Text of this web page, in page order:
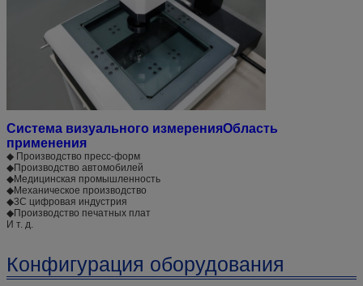
Система визуального измеренияОбласть
применения
◆ Производство пресс-форм
◆Производство автомобилей
◆Медицинская промышленность
◆Механическое производство
◆3C цифровая индустрия
◆Производство печатных плат
И т. д.
Конфигурация оборудования